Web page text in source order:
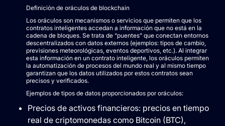
Definición de oráculos de blockchain
Los oráculos son mecanismos o servicios que permiten que los
contratos inteligentes accedan a información que no está en la
cadena de bloques. Se trata de “puentes” que conectan entornos
descentralizados con datos externos (ejemplos: tipos de cambio,
previsiones meteorológicas, eventos deportivos, etc.). Al integrar
esta información en un contrato inteligente, los oráculos permiten
la automatización de procesos del mundo real y al mismo tiempo
garantizan que los datos utilizados por estos contratos sean
precisos y verificados.
Ejemplos de tipos de datos proporcionados por oráculos:
Precios de activos financieros: precios en tiempo
real de criptomonedas como Bitcoin (BTC),